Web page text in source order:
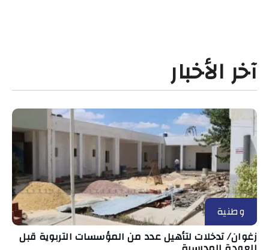
آخر الأخبار
وطنية
زغوان/ تدخلات لتأهيل عدد من المؤسسات التربوية قبل